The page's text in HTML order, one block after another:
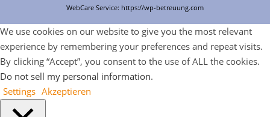
WebCare Service: https://wp-betreuung.com
We use cookies on our website to give you the most relevant
experience by remembering your preferences and repeat visits.
By clicking “Accept”, you consent to the use of ALL the cookies.
Do not sell my personal information.
Settings Akzeptieren